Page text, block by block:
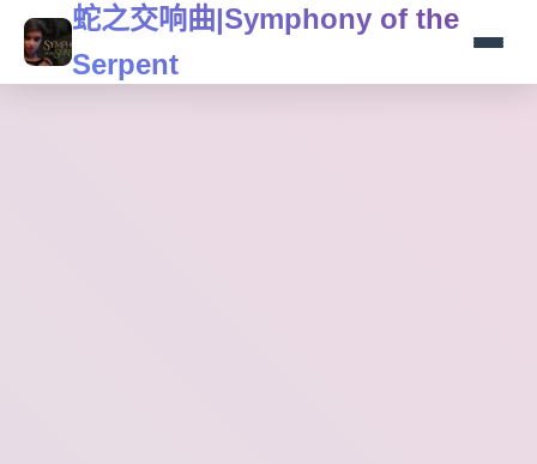
蛇之交响曲|Symphony of the
Serpent